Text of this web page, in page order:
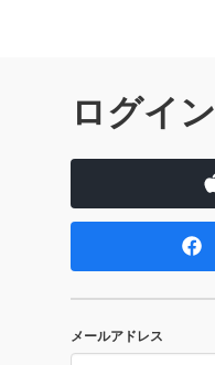
ログイン
メールアドレス